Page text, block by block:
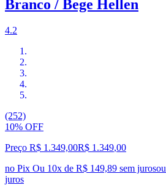
Branco / Bege Hellen
4.2
(252)
10% OFF
Preço R$ 1.349,00R$ 1.349,00
no Pix Ou 10x de R$ 149,89 sem jurosou
juros